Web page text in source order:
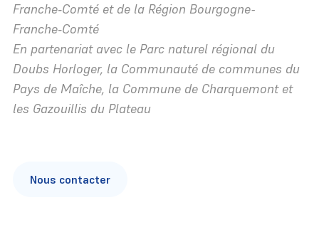
Une association
Une équipe
Des partenaires
Les différents milieux
Politiques publiques
Soutien aux territoires
Animation du réseau de gestionnaires
Particulier
Collectivité
Agriculteur
Association
Franche‑Comté et de la Région Bourgogne-
Franche‑Comté
En partenariat avec le Parc naturel régional du
Doubs Horloger, la Communauté de communes du
Pays de Maîche, la Commune de Charquemont et
les Gazouillis du Plateau
Nous contacter